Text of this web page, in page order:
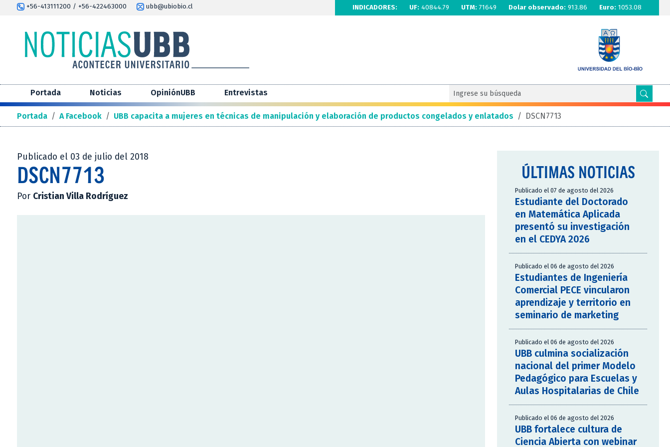
+56-413111200 / +56-422463000 ubb@ubiobio.cl INDICADORES: UF: 40844.79 UTM: 71649 Dolar observado: 913.86 Euro: 1053.08
Portada Noticias OpiniónUBB Entrevistas
Portada / A Facebook / UBB capacita a mujeres en técnicas de manipulación y elaboración de productos congelados y enlatados / DSCN7713
Publicado el 03 de julio del 2018
DSCN7713
Por Cristian Villa Rodríguez
ÚLTIMAS NOTICIAS
Publicado el 07 de agosto del 2026
Estudiante del Doctorado
en Matemática Aplicada
presentó su investigación
en el CEDYA 2026
Publicado el 06 de agosto del 2026
Estudiantes de Ingeniería
Comercial PECE vincularon
aprendizaje y territorio en
seminario de marketing
Publicado el 06 de agosto del 2026
UBB culmina socialización
nacional del primer Modelo
Pedagógico para Escuelas y
Aulas Hospitalarias de Chile
Publicado el 06 de agosto del 2026
UBB fortalece cultura de
Ciencia Abierta con webinar